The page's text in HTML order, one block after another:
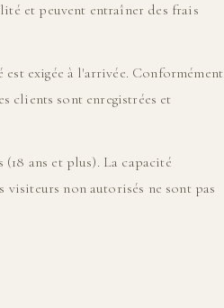
et peuvent entraîner des frais
exigée à l'arrivée. Conformément
clients sont enregistrées et
(18 ans et plus). La capacité
visiteurs non autorisés ne sont pas